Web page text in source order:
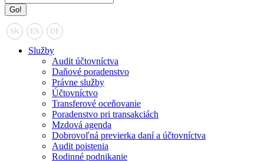
SK EN DE
Služby
Audit účtovníctva
Daňové poradenstvo
Právne služby
Účtovníctvo
Transferové oceňovanie
Poradenstvo pri transakciách
Mzdová agenda
Dobrovoľná previerka daní a účtovníctva
Audit poistenia
Rodinné podnikanie